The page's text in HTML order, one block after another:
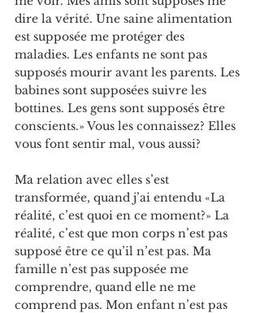
dire la vérité. Une saine alimentation
est supposée me protéger des
maladies. Les enfants ne sont pas
supposés mourir avant les parents. Les
babines sont supposées suivre les
bottines. Les gens sont supposés être
conscients.» Vous les connaissez? Elles
vous font sentir mal, vous aussi?
Ma relation avec elles s’est
transformée, quand j’ai entendu «La
réalité, c’est quoi en ce moment?» La
réalité, c’est que mon corps n’est pas
supposé être ce qu’il n’est pas. Ma
famille n’est pas supposée me
comprendre, quand elle ne me
comprend pas. Mon enfant n’est pas